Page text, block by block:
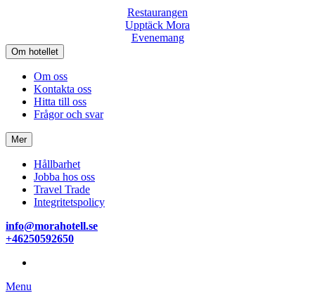
Restaurangen
Upptäck Mora
Evenemang
Om hotellet
Om oss
Kontakta oss
Hitta till oss
Frågor och svar
Mer
Hållbarhet
Jobba hos oss
Travel Trade
Integritetspolicy
info@morahotell.se
+46250592650
Menu